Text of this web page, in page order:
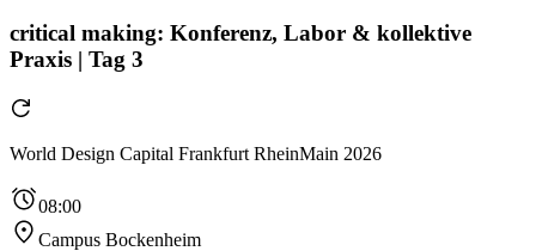
critical making: Konferenz, Labor & kollektive
Praxis | Tag 3
World Design Capital Frankfurt RheinMain 2026
08:00
Campus Bockenheim